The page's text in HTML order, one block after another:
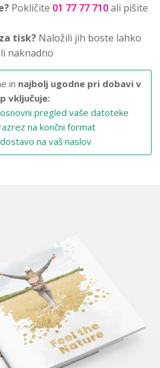
Pokličite 01 77 77 710ali pišite
tisk? Naložili jih boste lahko
naknadno
in najbolj ugodne pri dobavi v
vključuje:
pregled vaše datoteke
na končni format
na vaš naslov